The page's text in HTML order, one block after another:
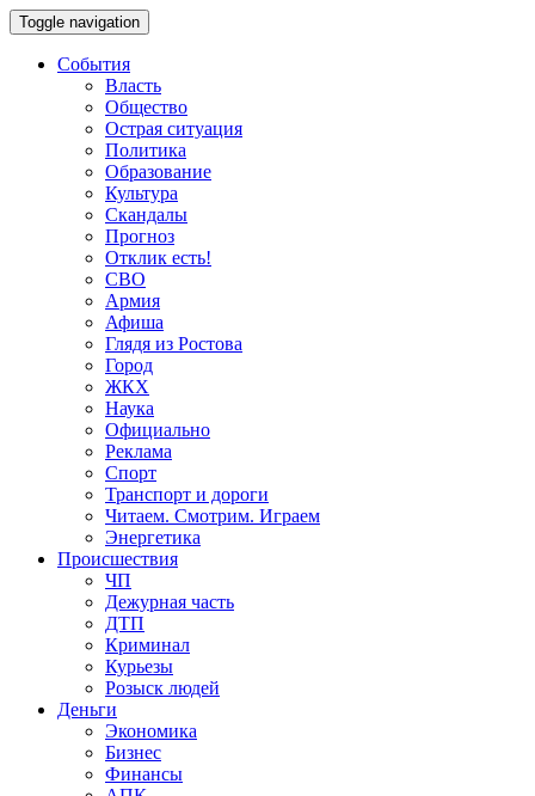
Toggle navigation
События
Власть
Общество
Острая ситуация
Политика
Образование
Культура
Скандалы
Прогноз
Отклик есть!
СВО
Армия
Афиша
Глядя из Ростова
Город
ЖКХ
Наука
Официально
Реклама
Спорт
Транспорт и дороги
Читаем. Смотрим. Играем
Энергетика
Происшествия
ЧП
Дежурная часть
ДТП
Криминал
Курьезы
Розыск людей
Деньги
Экономика
Бизнес
Финансы